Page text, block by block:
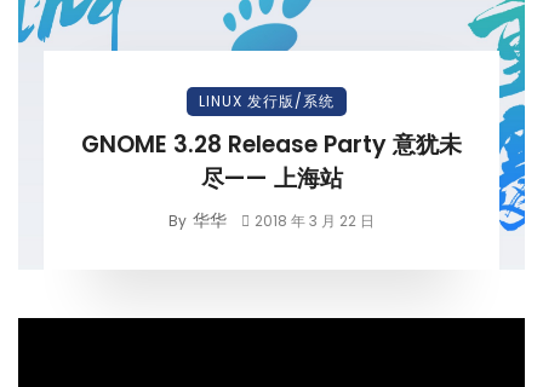
LINUX 发行版/系统
GNOME 3.28 Release Party 意犹未
尽—— 上海站
By 华华 2018 年 3 月 22 日